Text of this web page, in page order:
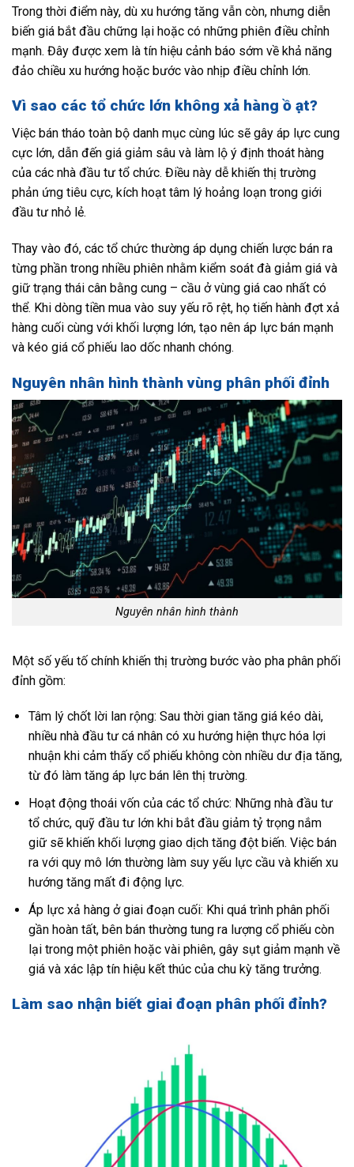
Trong thời điểm này, dù xu hướng tăng vẫn còn, nhưng diễn
biến giá bắt đầu chững lại hoặc có những phiên điều chỉnh
mạnh. Đây được xem là tín hiệu cảnh báo sớm về khả năng
đảo chiều xu hướng hoặc bước vào nhịp điều chỉnh lớn.
Vì sao các tổ chức lớn không xả hàng ồ ạt?
Việc bán tháo toàn bộ danh mục cùng lúc sẽ gây áp lực cung
cực lớn, dẫn đến giá giảm sâu và làm lộ ý định thoát hàng
của các nhà đầu tư tổ chức. Điều này dễ khiến thị trường
phản ứng tiêu cực, kích hoạt tâm lý hoảng loạn trong giới
đầu tư nhỏ lẻ.
Thay vào đó, các tổ chức thường áp dụng chiến lược bán ra
từng phần trong nhiều phiên nhằm kiểm soát đà giảm giá và
giữ trạng thái cân bằng cung – cầu ở vùng giá cao nhất có
thể. Khi dòng tiền mua vào suy yếu rõ rệt, họ tiến hành đợt xả
hàng cuối cùng với khối lượng lớn, tạo nên áp lực bán mạnh
và kéo giá cổ phiếu lao dốc nhanh chóng.
Nguyên nhân hình thành vùng phân phối đỉnh
Nguyên nhân hình thành
Một số yếu tố chính khiến thị trường bước vào pha phân phối
đỉnh gồm:
Tâm lý chốt lời lan rộng: Sau thời gian tăng giá kéo dài,
nhiều nhà đầu tư cá nhân có xu hướng hiện thực hóa lợi
nhuận khi cảm thấy cổ phiếu không còn nhiều dư địa tăng,
từ đó làm tăng áp lực bán lên thị trường.
Hoạt động thoái vốn của các tổ chức: Những nhà đầu tư
tổ chức, quỹ đầu tư lớn khi bắt đầu giảm tỷ trọng nắm
giữ sẽ khiến khối lượng giao dịch tăng đột biến. Việc bán
ra với quy mô lớn thường làm suy yếu lực cầu và khiến xu
hướng tăng mất đi động lực.
Áp lực xả hàng ở giai đoạn cuối: Khi quá trình phân phối
gần hoàn tất, bên bán thường tung ra lượng cổ phiếu còn
lại trong một phiên hoặc vài phiên, gây sụt giảm mạnh về
giá và xác lập tín hiệu kết thúc của chu kỳ tăng trưởng.
Làm sao nhận biết giai đoạn phân phối đỉnh?